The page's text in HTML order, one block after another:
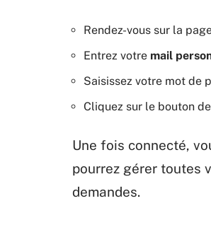
Rendez-vous sur la
Entrez votre mail
Saisissez votre mot de
Cliquez sur le bouton
Une fois connecté,
pourrez gérer toutes
demandes.